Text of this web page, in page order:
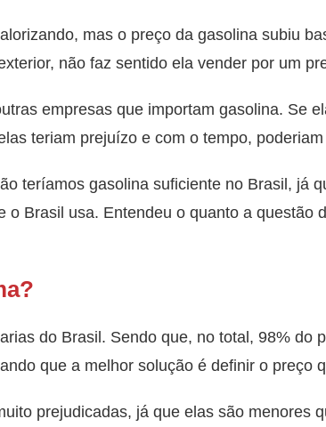
mas o preço da gasolina subiu
não faz sentido ela vender por um
empresas que importam gasolina. Se
teriam prejuízo e com o tempo,
teríamos gasolina suficiente no Brasil, já
o Brasil usa. Entendeu o quanto a questão
do Brasil. Sendo que, no total, 98% do
que a melhor solução é definir o preço
prejudicadas, já que elas são menores